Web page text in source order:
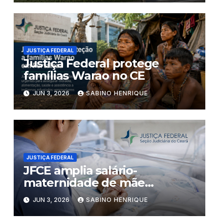
JUSTIÇA FEDERAL
Justiça Federal protege
famílias Warao no CE
JUN 3, 2026 SABINO HENRIQUE
JUSTIÇA FEDERAL
JFCE amplia salário-
maternidade de mãe
cearense
JUN 3, 2026 SABINO HENRIQUE